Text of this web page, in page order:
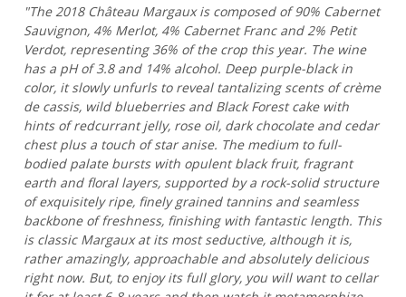
"The 2018 Château Margaux is composed of 90% Cabernet
Sauvignon, 4% Merlot, 4% Cabernet Franc and 2% Petit
Verdot, representing 36% of the crop this year. The wine
has a pH of 3.8 and 14% alcohol. Deep purple-black in
color, it slowly unfurls to reveal tantalizing scents of crème
de cassis, wild blueberries and Black Forest cake with
hints of redcurrant jelly, rose oil, dark chocolate and cedar
chest plus a touch of star anise. The medium to full-
bodied palate bursts with opulent black fruit, fragrant
earth and floral layers, supported by a rock-solid structure
of exquisitely ripe, finely grained tannins and seamless
backbone of freshness, finishing with fantastic length. This
is classic Margaux at its most seductive, although it is,
rather amazingly, approachable and absolutely delicious
right now. But, to enjoy its full glory, you will want to cellar